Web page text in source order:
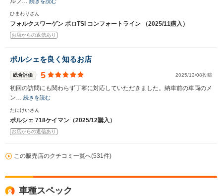
ひまわりさん
フォルクスワーゲン ポロTSI コンフォートライン （2025/11購入）
お店からの返信あり
ポルシェを良く知るお店
総合評価 5 2025/12/08投稿
初回の訪問にも関わらず丁寧に対応していただきました。納車前の車両のメ
ン… 続きを読む
たにけいさん
ポルシェ 718ケイマン（2025/12購入）
お店からの返信あり
この販売店のクチコミ一覧へ(531件)
車種スペック